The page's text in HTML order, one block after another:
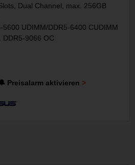
Dual Channel, max. 256GB
5600 UDIMM/DDR5-6400 CUDIMM
DDR5-9066 OC
Preisalarm aktivieren